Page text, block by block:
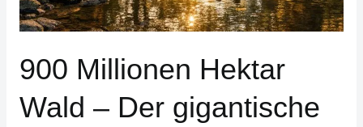
900 Millionen Hektar
Wald – Der gigantische